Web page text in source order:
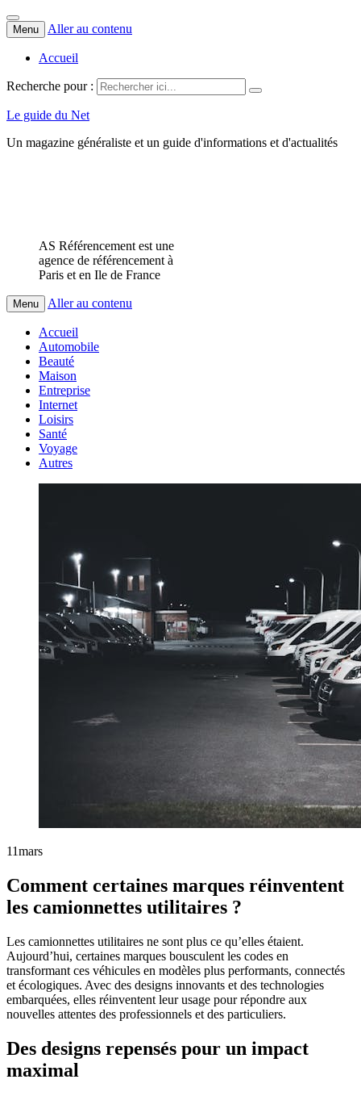
Menu Aller au contenu
Accueil
Recherche pour :
Le guide du Net
Un magazine généraliste et un guide d'informations et d'actualités
AS Référencement est une
agence de référencement à
Paris et en Ile de France
Menu Aller au contenu
Accueil
Automobile
Beauté
Maison
Entreprise
Internet
Loisirs
Santé
Voyage
Autres
11mars
Comment certaines marques réinventent
les camionnettes utilitaires ?
Les camionnettes utilitaires ne sont plus ce qu’elles étaient.
Aujourd’hui, certaines marques bousculent les codes en
transformant ces véhicules en modèles plus performants, connectés
et écologiques. Avec des designs innovants et des technologies
embarquées, elles réinventent leur usage pour répondre aux
nouvelles attentes des professionnels et des particuliers.
Des designs repensés pour un impact
maximal